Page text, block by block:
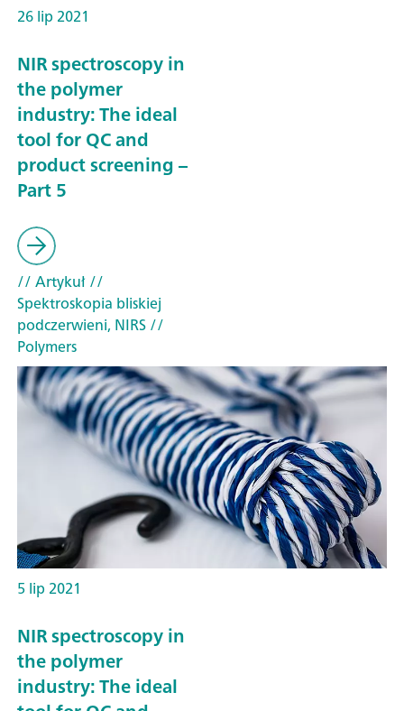
26 lip 2021
NIR spectroscopy in
the polymer
industry: The ideal
tool for QC and
product screening –
Part 5
// Artykuł//
Spektroskopia bliskiej
podczerwieni, NIRS//
Polymers
5 lip 2021
NIR spectroscopy in
the polymer
industry: The ideal